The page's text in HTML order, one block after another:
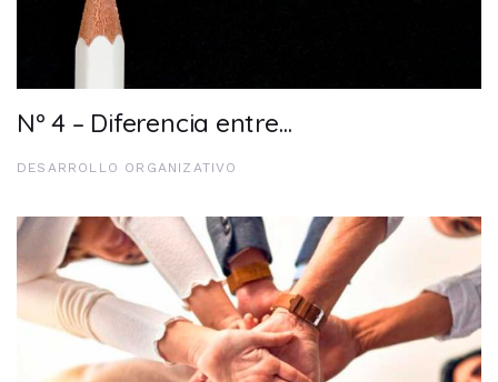
Nº 4 – Diferencia entre…
DESARROLLO ORGANIZATIVO